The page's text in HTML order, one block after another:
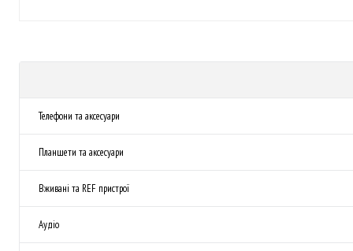
Телефони та аксесуари
Планшети та аксесуари
Вживані та REF пристрої
Аудіо